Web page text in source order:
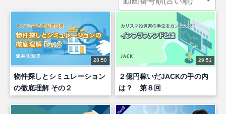
28:58
物件探しとシミュレーション
の徹底理解 その２
29:51
２億円稼いだJACKの手の内
は？ 第８回